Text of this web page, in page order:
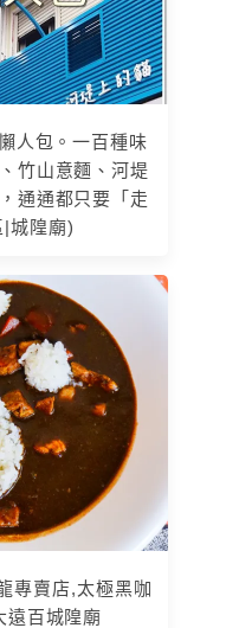
人包。一百種味
竹山意麵、河堤
通通都只要「走
|城隍廟)
專賣店,太極黑咖
遠百城隍廟